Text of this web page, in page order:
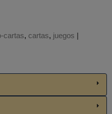
cartas cartas juegos |